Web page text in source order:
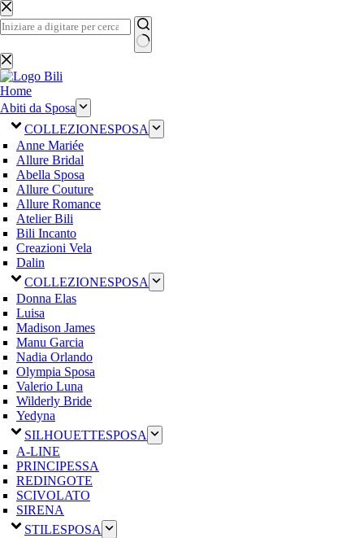
Salta
al
contenuto
Nessun
risultato
Home
Abiti da Sposa
COLLEZIONESPOSA
Anne Mariée
Allure Bridal
Abella Sposa
Allure Couture
Allure Romance
Atelier Bili
Bili Incanto
Creazioni Vela
Dalin
COLLEZIONESPOSA
Donna Elas
Luisa
Madison James
Manu Garcia
Nadia Orlando
Olympia Sposa
Valerio Luna
Wilderly Bride
Yedyna
SILHOUETTESPOSA
A-LINE
PRINCIPESSA
REDINGOTE
SCIVOLATO
SIRENA
STILESPOSA